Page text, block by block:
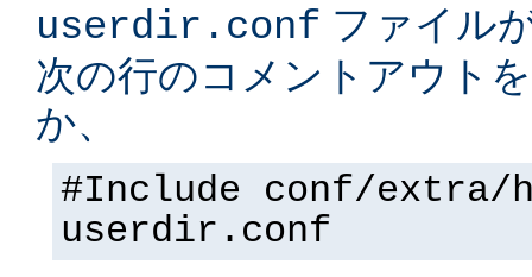
userdir.conf ファイル
次の行のコメントアウト
か、
#Include conf/extra/
userdir.conf